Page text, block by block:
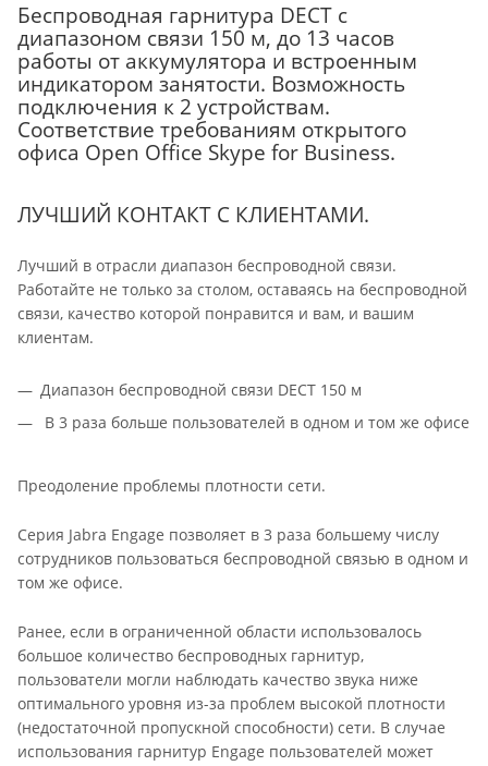
Беспроводная гарнитура DECT с
диапазоном связи 150 м, до 13 часов
работы от аккумулятора и встроенным
индикатором занятости. Возможность
подключения к 2 устройствам.
Соответствие требованиям открытого
офиса Open Office Skype for Business.
ЛУЧШИЙ КОНТАКТ С КЛИЕНТАМИ.
Лучший в отрасли диапазон беспроводной связи.
Работайте не только за столом, оставаясь на беспроводной
связи, качество которой понравится и вам, и вашим
клиентам.
Диапазон беспроводной связи DECT 150 м
В 3 раза больше пользователей в одном и том же офисе
Преодоление проблемы плотности сети.
Серия Jabra Engage позволяет в 3 раза большему числу
сотрудников пользоваться беспроводной связью в одном и
том же офисе.
Ранее, если в ограниченной области использовалось
большое количество беспроводных гарнитур,
пользователи могли наблюдать качество звука ниже
оптимального уровня из-за проблем высокой плотности
(недостаточной пропускной способности) сети. В случае
использования гарнитур Engage пользователей может